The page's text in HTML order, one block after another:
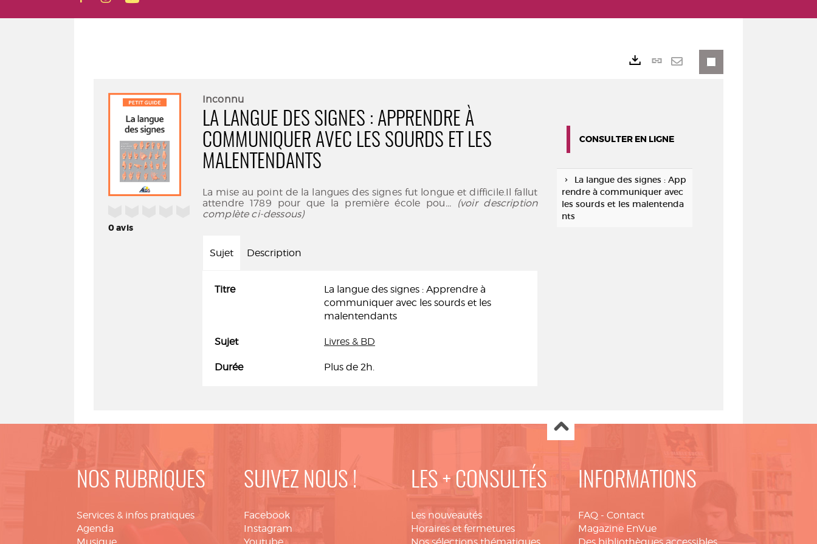
0avis
Inconnu
LA LANGUE DES SIGNES : APPRENDRE À
COMMUNIQUER AVEC LES SOURDS ET LES
MALENTENDANTS
La mise au point de la langues des signes fut longue et difficile.Il fallut
attendre 1789 pour que la première école pou... (voir description
complète ci-dessous)
Sujet Description
Titre
La langue des signes : Apprendre à
communiquer avec les sourds et les
malentendants
Sujet Livres & BD
Durée Plus de 2h.
Lien
CONSULTER EN LIGNE
La langue des signes : App
rendre à communiquer avec
les sourds et les malentenda
nts
NOS RUBRIQUES
Services & infos pratiques
Agenda
SUIVEZ NOUS !
Facebook
Instagram
LES + CONSULTÉS
Les nouveautés
Horaires et fermetures
INFORMATIONS
FAQ - Contact
Magazine EnVue